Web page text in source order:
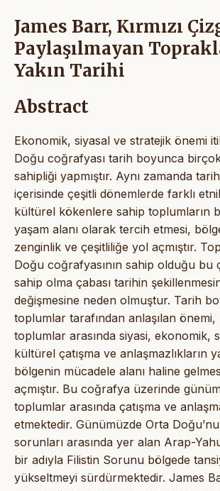
James Barr, Kırmızı
Paylaşılmayan
Yakın Tarihi
Abstract
Ekonomik, siyasal ve stratejik önemi
Doğu coğrafyası tarih boyunca
sahipliği yapmıştır. Aynı zamanda
içerisinde çeşitli dönemlerde farklı
kültürel kökenlere sahip toplumların
yaşam alanı olarak tercih etmesi,
zenginlik ve çeşitliliğe yol açmıştır.
Doğu coğrafyasının sahip olduğu bu
sahip olma çabası tarihin
değişmesine neden olmuştur. Tarih
toplumlar tarafından anlaşılan önemi,
toplumlar arasında siyasi, ekonomik,
kültürel çatışma ve anlaşmazlıkların
bölgenin mücadele alanı haline
açmıştır. Bu coğrafya üzerinde
toplumlar arasında çatışma ve
etmektedir. Günümüzde Orta
sorunları arasında yer alan Arap-
bir adıyla Filistin Sorunu bölgede
yükseltmeyi sürdürmektedir. James